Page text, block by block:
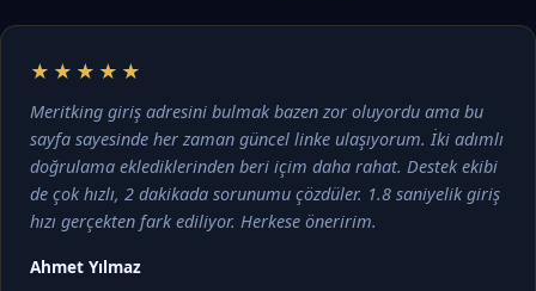
★★★★★
Meritking giriş adresini bulmak bazen zor oluyordu ama bu
sayfa sayesinde her zaman güncel linke ulaşıyorum. İki adımlı
doğrulama eklediklerinden beri içim daha rahat. Destek ekibi
de çok hızlı, 2 dakikada sorunumu çözdüler. 1.8 saniyelik giriş
hızı gerçekten fark ediliyor. Herkese öneririm.
Ahmet Yılmaz